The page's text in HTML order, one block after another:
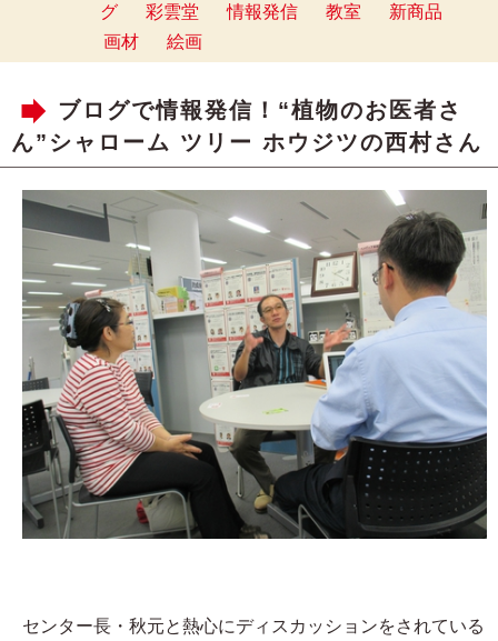
グ
彩雲堂 情報発信 教室
新商品
画材
絵画
ブログで情報発信！“植物のお医者さ
ん”シャローム ツリー ホウジツの西村さん
センター長・秋元と熱心にディスカッションをされている